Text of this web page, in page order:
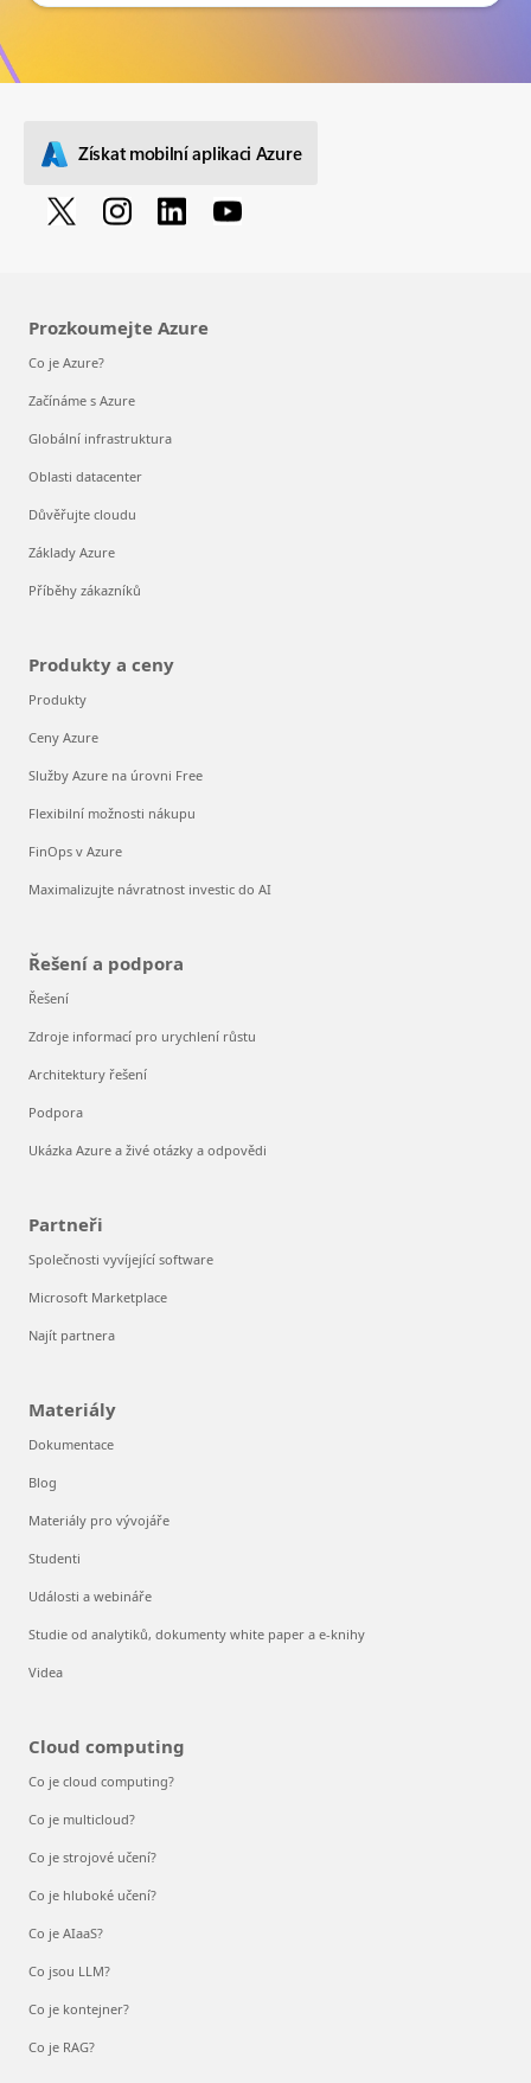
Získat mobilní aplikaci Azure
Prozkoumejte Azure
Co je Azure?
Začínáme s Azure
Globální infrastruktura
Oblasti datacenter
Důvěřujte cloudu
Základy Azure
Příběhy zákazníků
Produkty a ceny
Produkty
Ceny Azure
Služby Azure na úrovni Free
Flexibilní možnosti nákupu
FinOps v Azure
Maximalizujte návratnost investic do AI
Řešení a podpora
Řešení
Zdroje informací pro urychlení růstu
Architektury řešení
Podpora
Ukázka Azure a živé otázky a odpovědi
Partneři
Společnosti vyvíjející software
Microsoft Marketplace
Najít partnera
Materiály
Dokumentace
Blog
Materiály pro vývojáře
Studenti
Události a webináře
Studie od analytiků, dokumenty white paper a e-knihy
Videa
Cloud computing
Co je cloud computing?
Co je multicloud?
Co je strojové učení?
Co je hluboké učení?
Co je AIaaS?
Co jsou LLM?
Co je kontejner?
Co je RAG?